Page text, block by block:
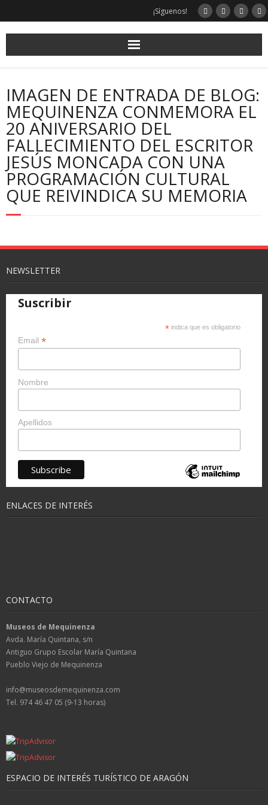
¡Síguenos!
IMAGEN DE ENTRADA DE BLOG:
MEQUINENZA CONMEMORA EL
20 ANIVERSARIO DEL
FALLECIMIENTO DEL ESCRITOR
JESÚS MONCADA CON UNA
PROGRAMACIÓN CULTURAL
QUE REIVINDICA SU MEMORIA
NEWSLETTER
Suscribir
* indica que es obligatorio
Email *
Nombre
Apellidos
ENLACES DE INTERÉS
CONTACTO
Museos de Mequinenza
Avda. María Quintana, s/n
Antiguo Grupo Escolar María Quintana
Pueblo Viejo de Mequinenza
info@museosdemequinenza.com
Tel. 974 46 47 05 (9-13 horas)
ESPACIO DE INTERÉS TURÍSTICO DE ARAGÓN